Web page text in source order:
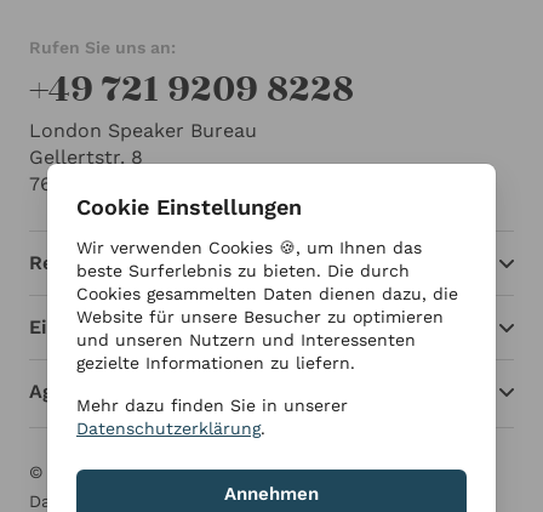
Rufen Sie uns an:
+49 721 9209 8228
London Speaker Bureau
Gellertstr. 8
76185 Karlsruhe
Redner
Einblicke
Agentur
© London Speaker Bureau 2026
Impressum
Datenschutzerklärung
Cookie Einstellungen
Wir verwenden Cookies 🍪, um Ihnen das
beste Surferlebnis zu bieten. Die durch
Cookies gesammelten Daten dienen dazu, die
Website für unsere Besucher zu optimieren
und unseren Nutzern und Interessenten
gezielte Informationen zu liefern.
Mehr dazu finden Sie in unserer
Datenschutzerklärung.
Annehmen